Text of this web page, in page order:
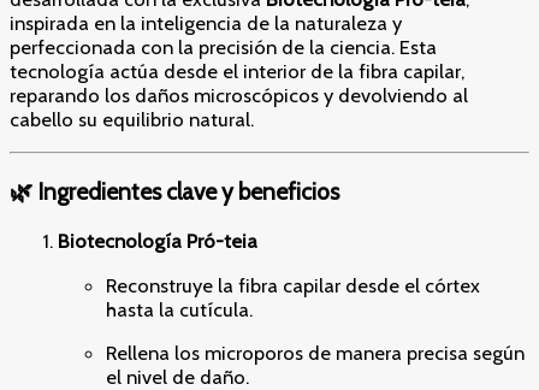
inspirada en la inteligencia de la naturaleza y
perfeccionada con la precisión de la ciencia. Esta
tecnología actúa desde el interior de la fibra capilar,
reparando los daños microscópicos y devolviendo al
cabello su equilibrio natural.
🌿 Ingredientes clave y beneficios
Biotecnología Pró-teia
Reconstruye la fibra capilar desde el córtex
hasta la cutícula.
Rellena los microporos de manera precisa según
el nivel de daño.